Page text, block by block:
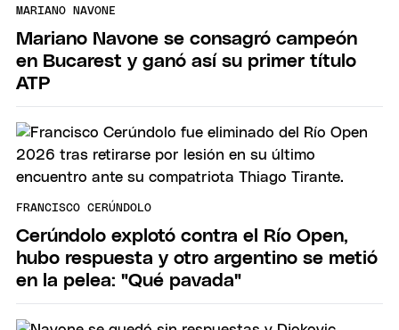
MARIANO NAVONE
Mariano Navone se consagró campeón
en Bucarest y ganó así su primer título
ATP
FRANCISCO CERÚNDOLO
Cerúndolo explotó contra el Río Open,
hubo respuesta y otro argentino se metió
en la pelea: "Qué pavada"